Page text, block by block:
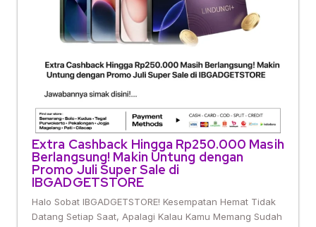
Extra Cashback Hingga Rp250.000 Masih
Berlangsung! Makin Untung dengan
Promo Juli Super Sale di
IBGADGETSTORE
Halo Sobat IBGADGETSTORE! Kesempatan Hemat Tidak
Datang Setiap Saat, Apalagi Kalau Kamu Memang Sudah